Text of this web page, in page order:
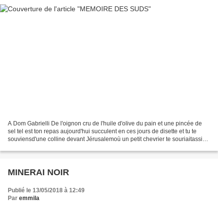
A Dom Gabrielli De l'oignon cru de l'huile d'olive du pain et une pincée de
sel tel est ton repas aujourd'hui succulent en ces jours de disette et tu te
souviensd'une colline devant Jérusalemoù un petit chevrier te souriaitassis
MINERAI NOIR
Publié le 13/05/2018 à 12:49
Par emmila